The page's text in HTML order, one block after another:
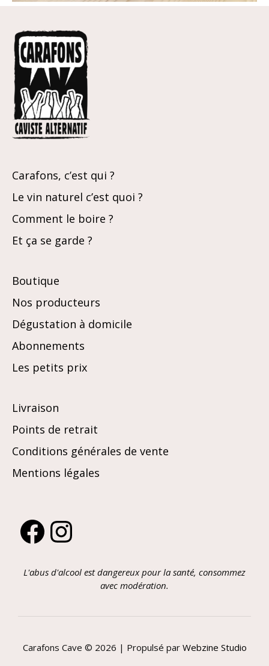
Carafons, c’est qui ?
Le vin naturel c’est quoi ?
Comment le boire ?
Et ça se garde ?
Boutique
Nos producteurs
Dégustation à domicile
Abonnements
Les petits prix
Livraison
Points de retrait
Conditions générales de vente
Mentions légales
FacebookInstagram
L'abus d'alcool est dangereux pour la santé, consommez
avec modération.
Carafons Cave © 2026 | Propulsé par Webzine Studio